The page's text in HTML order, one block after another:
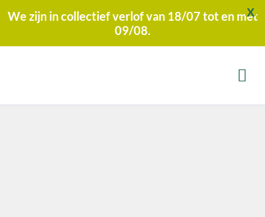
X
We zijn in collectief verlof van 18/07 tot en met
09/08.